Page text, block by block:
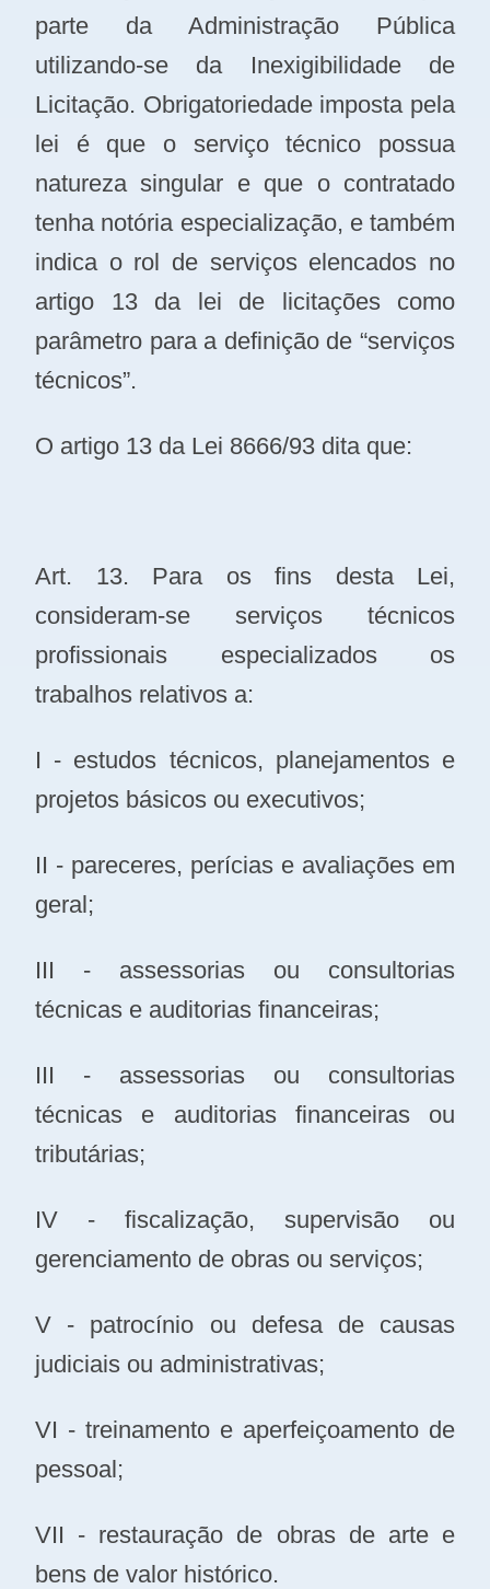
parte da Administração Pública
utilizando-se da Inexigibilidade de
Licitação. Obrigatoriedade imposta pela
lei é que o serviço técnico possua
natureza singular e que o contratado
tenha notória especialização, e também
indica o rol de serviços elencados no
artigo 13 da lei de licitações como
parâmetro para a definição de “serviços
técnicos”.
O artigo 13 da Lei 8666/93 dita que:
Art. 13. Para os fins desta Lei,
consideram-se serviços técnicos
profissionais especializados os
trabalhos relativos a:
I - estudos técnicos, planejamentos e
projetos básicos ou executivos;
II - pareceres, perícias e avaliações em
geral;
III - assessorias ou consultorias
técnicas e auditorias financeiras;
III - assessorias ou consultorias
técnicas e auditorias financeiras ou
tributárias;
IV - fiscalização, supervisão ou
gerenciamento de obras ou serviços;
V - patrocínio ou defesa de causas
judiciais ou administrativas;
VI - treinamento e aperfeiçoamento de
pessoal;
VII - restauração de obras de arte e
bens de valor histórico.